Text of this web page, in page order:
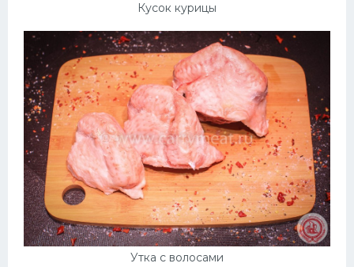
Кусок курицы
Утка с волосами